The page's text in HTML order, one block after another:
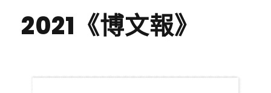
2021《博文報》